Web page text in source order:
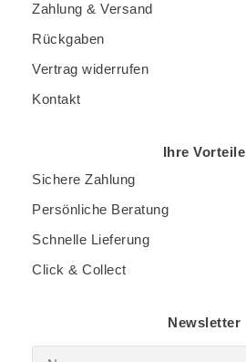
Zahlung & Versand
Rückgaben
Vertrag widerrufen
Kontakt
Ihre Vorteile
Sichere Zahlung
Persönliche Beratung
Schnelle Lieferung
Click & Collect
Newsletter